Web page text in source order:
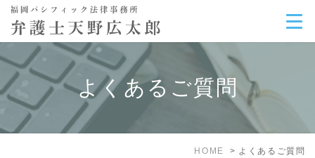
よくあるご質問
HOME よくあるご質問